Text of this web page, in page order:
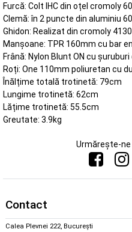
Furcă: Colt IHC din oțel cromoly
Clemă: în 2 puncte din aluminiu
Ghidon: Realizat din cromoly
Manșoane: TPR 160mm cu bar
Frână: Nylon Blunt ON cu
Roți: One 110mm poliuretan cu
Înălțime totală trotinetă: 79cm
Lungime trotinetă: 62cm
Lățime trotinetă: 55.5cm
Greutate: 3.9kg
Urmărește-ne
Contact
Calea Plevnei 222, București